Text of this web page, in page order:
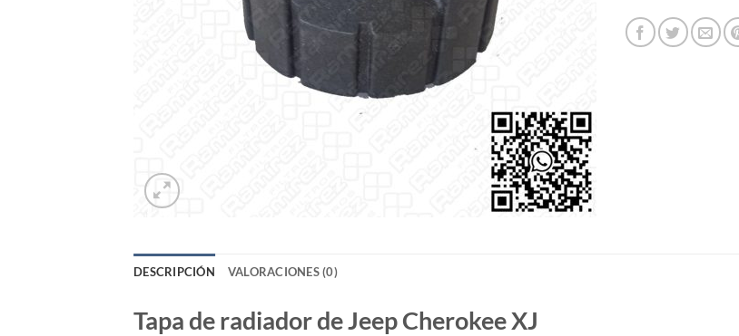
DESCRIPCIÓN VALORACIONES (0)
Tapa de radiador de Jeep Cherokee XJ